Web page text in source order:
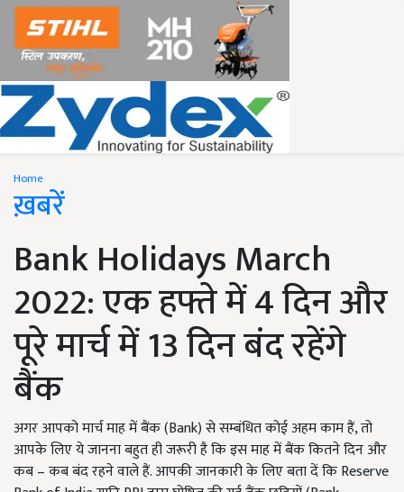
Home
ख़बरें
Bank Holidays March
2022: एक हफ्ते में 4 दिन और
पूरे मार्च में 13 दिन बंद रहेंगे
बैंक
अगर आपको मार्च माह में बैंक (Bank) से सम्बंधित कोई अहम काम हैं, तो
आपके लिए ये जानना बहुत ही जरूरी है कि इस माह में बैंक कितने दिन और
कब – कब बंद रहने वाले हैं. आपकी जानकारी के लिए बता दें कि Reserve